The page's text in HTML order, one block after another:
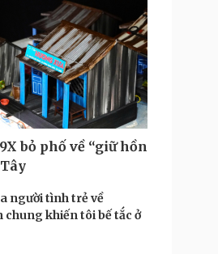
Công nghệ
Sành điệu
Tin Công nghệ
Trải nghiệm
Chuyển đổi số
Podcast
Câu chuyện thời sự
Đọc truyện đêm khuya
Cửa sổ tình yêu
bỏ phố về “giữ hồn
người tình trẻ về
chung khiến tôi bế tắc ở